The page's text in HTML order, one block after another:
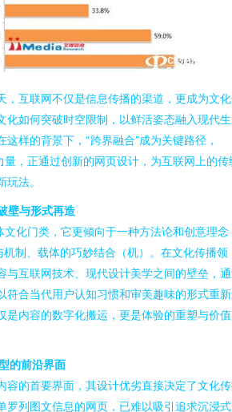
，互联网不仅是信息传播的渠道，更成为文
化如何突破时空限制，以鲜活姿态融入现代生
样的背景下，“跨界融合”成为关键路径，
量，正通过创新的网页设计，为互联网上的传
法。
壁与形式再造
文化门类，它更倾向于一种方法论和创意理念
制、载体的巧妙结合（机）。在文化传播领
与互联网技术、现代设计美学之间的壁垒，
符合当代用户认知习惯和审美趣味的形式重
是内容的数字化搬运，更是体验的重塑与价
的前沿界面
容的首要界面，其设计优劣直接决定了文化
罗列图文信息的网页，已难以吸引追求沉浸